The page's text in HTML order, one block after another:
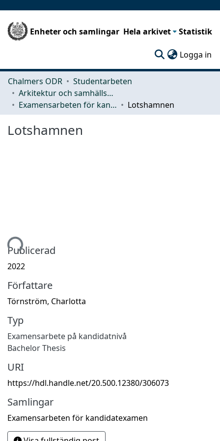
Enheter och samlingar Hela arkivet Statistik
Logga in
Chalmers ODR
Studentarbeten
Arkitektur och samhällsbyggnadsteknik (ACE)
Examensarbeten för kandidatexamen
Lotshamnen
Lotshamnen
Publicerad
2022
Författare
Törnström, Charlotta
Typ
Examensarbete på kandidatnivå
Bachelor Thesis
URI
https://hdl.handle.net/20.500.12380/306073
Samlingar
Examensarbeten för kandidatexamen